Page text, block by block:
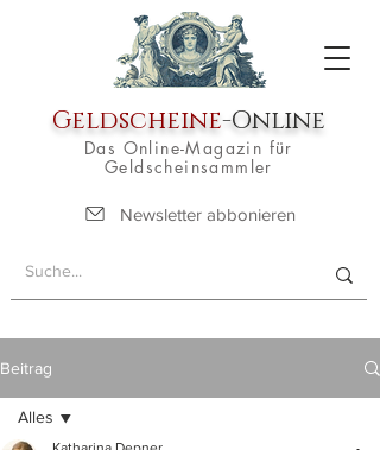
Geldscheine-Online
Das Online-Magazin für
Geldscheinsammler
Newsletter abbonieren
Beitrag
Alles